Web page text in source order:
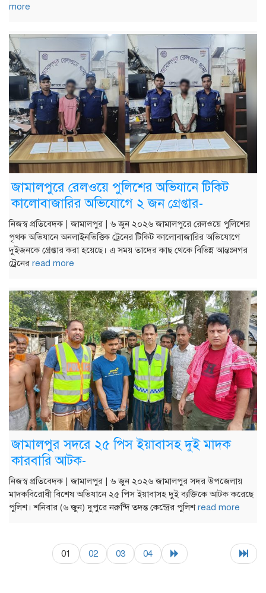
more
জামালপুরে রেলওয়ে পুলিশের অভিযানে টিকিট
কালোবাজারির অভিযোগে ২ জন গ্রেপ্তার-
নিজস্ব প্রতিবেদক | জামালপুর | ৬ জুন ২০২৬ জামালপুরে রেলওয়ে পুলিশের
পৃথক অভিযানে অনলাইনভিত্তিক ট্রেনের টিকিট কালোবাজারির অভিযোগে
দুইজনকে গ্রেপ্তার করা হয়েছে। এ সময় তাদের কাছ থেকে বিভিন্ন আন্তঃনগর
ট্রেনের read more
জামালপুর সদরে ২৫ পিস ইয়াবাসহ দুই মাদক
কারবারি আটক-
নিজস্ব প্রতিবেদক | জামালপুর | ৬ জুন ২০২৬ জামালপুর সদর উপজেলায়
মাদকবিরোধী বিশেষ অভিযানে ২৫ পিস ইয়াবাসহ দুই ব্যক্তিকে আটক করেছে
পুলিশ। শনিবার (৬ জুন) দুপুরে নরুন্দি তদন্ত কেন্দ্রের পুলিশread more
01 02 03 04